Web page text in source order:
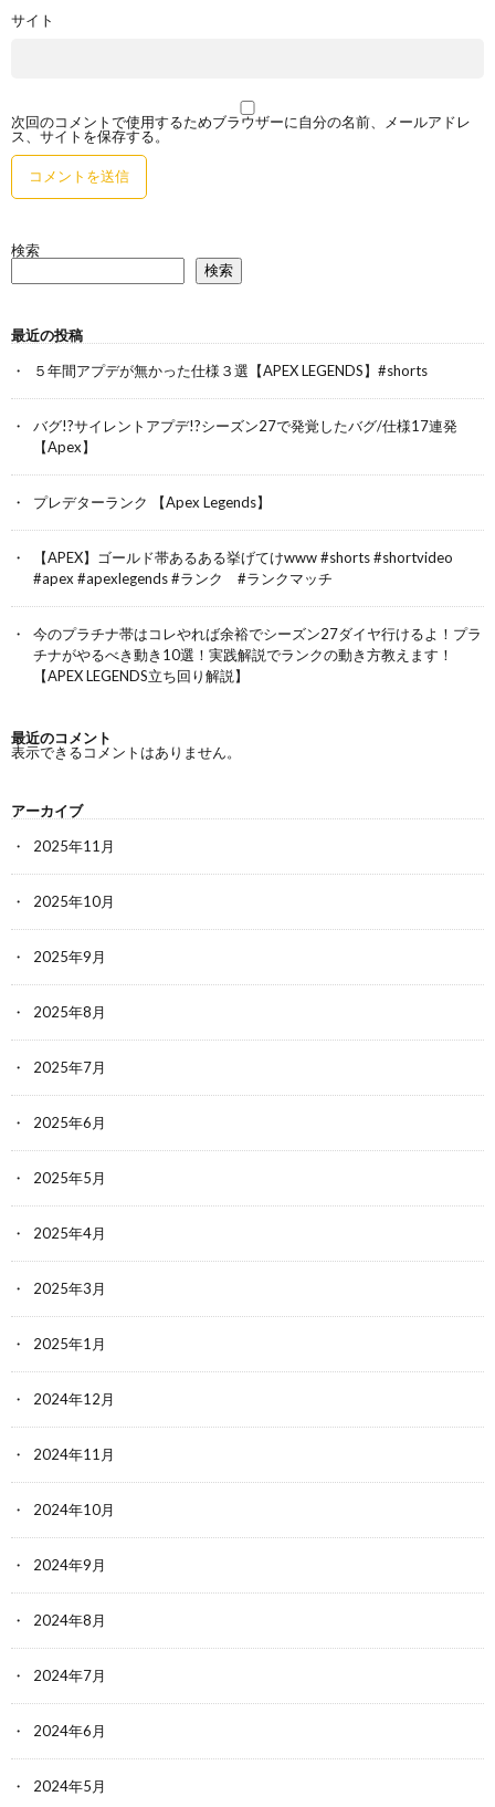
サイト
次回のコメントで使用するためブラウザーに自分の名前、メールアドレ
ス、サイトを保存する。
検索
検索
最近の投稿
５年間アプデが無かった仕様３選【APEX LEGENDS】#shorts
バグ!?サイレントアプデ!?シーズン27で発覚したバグ/仕様17連発
【Apex】
プレデターランク 【Apex Legends】
【APEX】ゴールド帯あるある挙げてけwww #shorts #shortvideo
#apex #apexlegends #ランク #ランクマッチ
今のプラチナ帯はコレやれば余裕でシーズン27ダイヤ行けるよ！プラ
チナがやるべき動き10選！実践解説でランクの動き方教えます！
【APEX LEGENDS立ち回り解説】
最近のコメント
表示できるコメントはありません。
アーカイブ
2025年11月
2025年10月
2025年9月
2025年8月
2025年7月
2025年6月
2025年5月
2025年4月
2025年3月
2025年1月
2024年12月
2024年11月
2024年10月
2024年9月
2024年8月
2024年7月
2024年6月
2024年5月